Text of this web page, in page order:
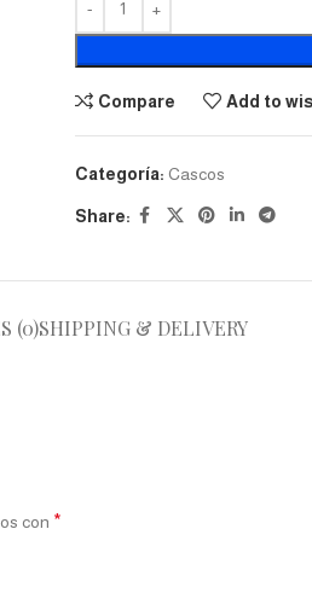
Compare Add to
Categoría: Cascos
Share:
(0)SHIPPING & DELIVERY
con *